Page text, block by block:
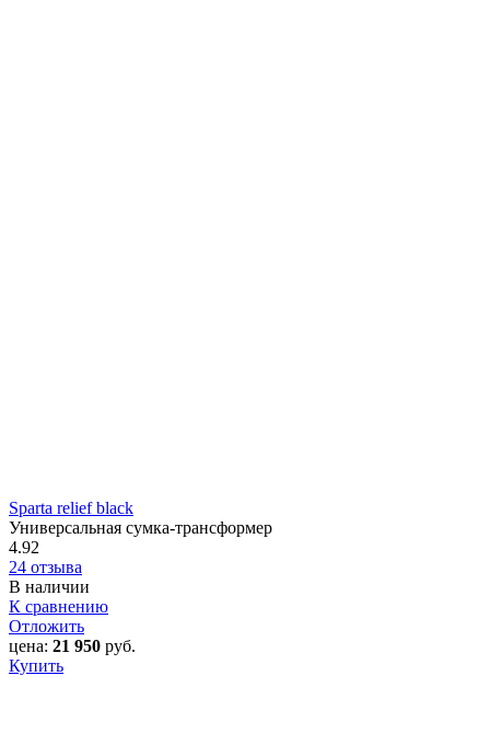
Sparta relief black
Универсальная сумка-трансформер
4.92
24 отзыва
В наличии
К сравнению
Отложить
цена: 21 950 руб.
Купить